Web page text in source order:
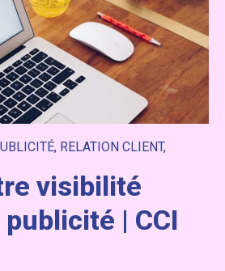
, RELATION CLIENT,
visibilité
| CCI